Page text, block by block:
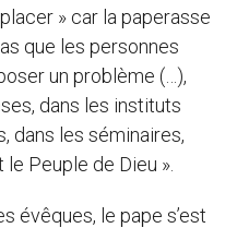
» car la paperasse
que les personnes
un problème (…),
dans les instituts
dans les séminaires,
Peuple de Dieu ».
évêques, le pape s’est